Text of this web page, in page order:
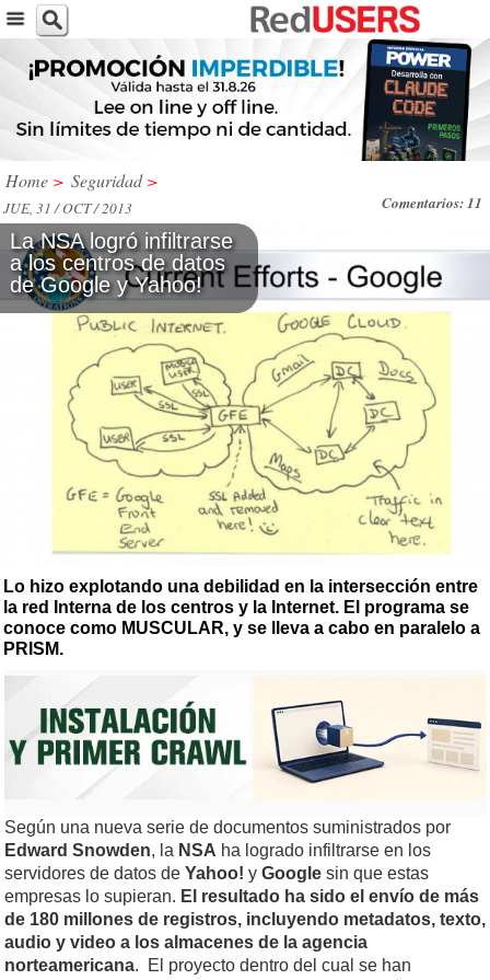
Home > Seguridad >
Comentarios: 11
JUE, 31 / OCT / 2013
La NSA logró infiltrarse
a los centros de datos
de Google y Yahoo!
Lo hizo explotando una debilidad en la intersección entre
la red Interna de los centros y la Internet. El programa se
conoce como MUSCULAR, y se lleva a cabo en paralelo a
PRISM.
Según una nueva serie de documentos suministrados por
Edward Snowden, la NSA ha logrado infiltrarse en los
servidores de datos de Yahoo! y Google sin que estas
empresas lo supieran. El resultado ha sido el envío de más
de 180 millones de registros, incluyendo metadatos, texto,
audio y video a los almacenes de la agencia
norteamericana. El proyecto dentro del cual se han